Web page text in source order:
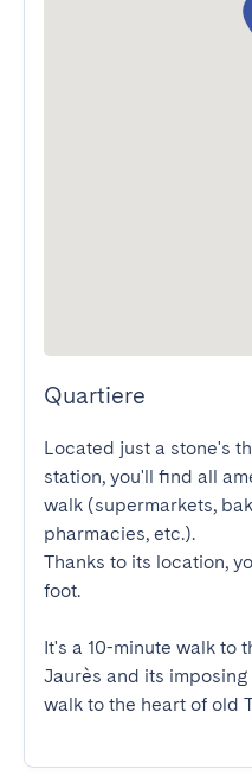
Quartiere
Located just a stone's
station, you'll find all
walk (supermarkets,
pharmacies, etc.).
Thanks to its location,
foot.
It's a 10-minute walk to
Jaurès and its
walk to the heart of old